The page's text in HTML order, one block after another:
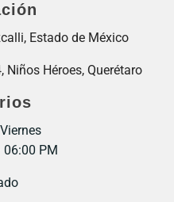
Estado de México
Niños Héroes, Querétaro
PM